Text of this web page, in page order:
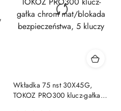
Wkładka 75 nst 30X45G,
TOKOZ PRO300 klucz-gałka